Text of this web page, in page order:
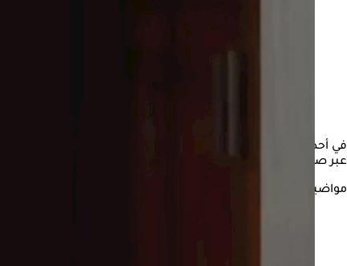
في أحداث الحلقة العاشرة من مسلسل "لام شمسية"، تعرض
عبر صفحتها الشخصية بموقع فيس بوك.
مواضيع ذات صلة